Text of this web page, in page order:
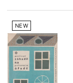
NEW